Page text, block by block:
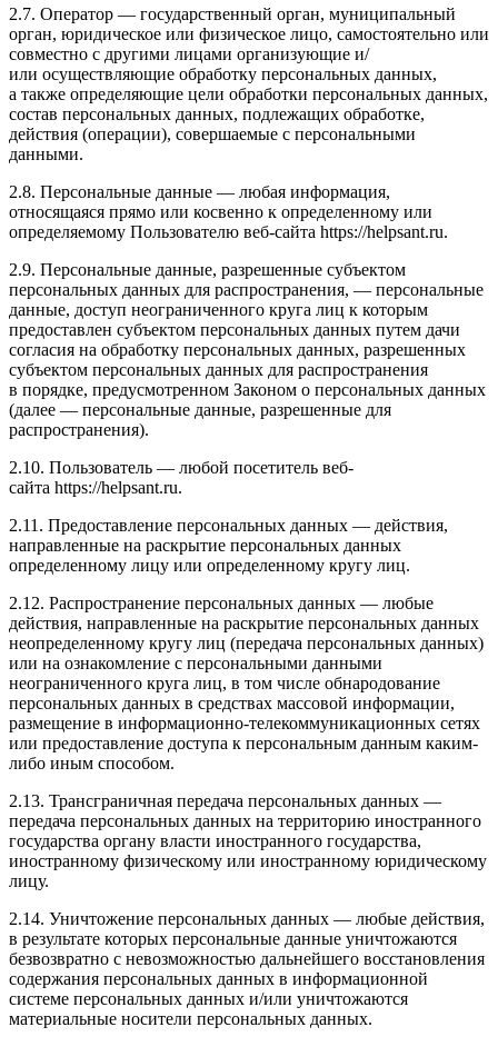
2.7. Оператор — государственный орган, муниципальный
орган, юридическое или физическое лицо, самостоятельно или
совместно с другими лицами организующие и/
или осуществляющие обработку персональных данных,
а также определяющие цели обработки персональных данных,
состав персональных данных, подлежащих обработке,
действия (операции), совершаемые с персональными
данными.
2.8. Персональные данные — любая информация,
относящаяся прямо или косвенно к определенному или
определяемому Пользователю веб-сайта https://helpsant.ru.
2.9. Персональные данные, разрешенные субъектом
персональных данных для распространения, — персональные
данные, доступ неограниченного круга лиц к которым
предоставлен субъектом персональных данных путем дачи
согласия на обработку персональных данных, разрешенных
субъектом персональных данных для распространения
в порядке, предусмотренном Законом о персональных данных
(далее — персональные данные, разрешенные для
распространения).
2.10. Пользователь — любой посетитель веб-
сайта https://helpsant.ru.
2.11. Предоставление персональных данных — действия,
направленные на раскрытие персональных данных
определенному лицу или определенному кругу лиц.
2.12. Распространение персональных данных — любые
действия, направленные на раскрытие персональных данных
неопределенному кругу лиц (передача персональных данных)
или на ознакомление с персональными данными
неограниченного круга лиц, в том числе обнародование
персональных данных в средствах массовой информации,
размещение в информационно-телекоммуникационных сетях
или предоставление доступа к персональным данным каким-
либо иным способом.
2.13. Трансграничная передача персональных данных —
передача персональных данных на территорию иностранного
государства органу власти иностранного государства,
иностранному физическому или иностранному юридическому
лицу.
2.14. Уничтожение персональных данных — любые действия,
в результате которых персональные данные уничтожаются
безвозвратно с невозможностью дальнейшего восстановления
содержания персональных данных в информационной
системе персональных данных и/или уничтожаются
материальные носители персональных данных.